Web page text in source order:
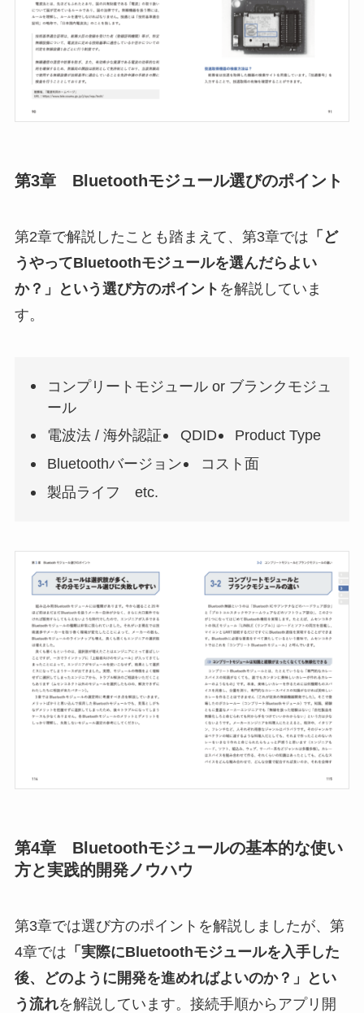
第3章 Bluetoothモジュール選びのポイント
第2章で解説したことも踏まえて、第3章では 「ど
うやってBluetoothモジュールを選んだらよい
か？」という選び方のポイント を解説していま
す。
コンプリートモジュール or ブランクモジュ
ール
電波法 / 海外認証
QDID
Product Type
Bluetoothバージョン
コスト面
製品ライフ etc.
第4章 Bluetoothモジュールの基本的な使い
方と実践的開発ノウハウ
第3章では選び方のポイントを解説しましたが、第
4章では 「実際にBluetoothモジュールを入手した
後、どのように開発を進めればよいのか？」とい
う流れを解説しています。接続手順からアプリ開